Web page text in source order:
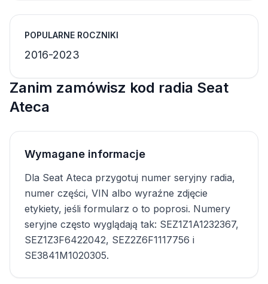
POPULARNE ROCZNIKI
2016-2023
Zanim zamówisz kod radia Seat
Ateca
Wymagane informacje
Dla Seat Ateca przygotuj numer seryjny radia,
numer części, VIN albo wyraźne zdjęcie
etykiety, jeśli formularz o to poprosi. Numery
seryjne często wyglądają tak: SEZ1Z1A1232367,
SEZ1Z3F6422042, SEZ2Z6F1117756 i
SE3841M1020305.